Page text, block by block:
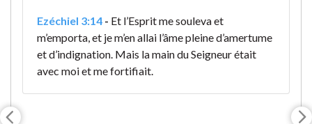
Ezéchiel 3:14 - Et l’Esprit me souleva et
m’emporta, et je m’en allai l’âme pleine d’amertume
et d’indignation. Mais la main du Seigneur était
avec moi et me fortifiait.